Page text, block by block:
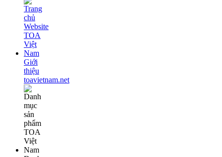
Giới
thiệu
toavietnam.net